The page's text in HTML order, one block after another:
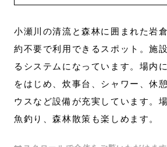
小瀬川の清流と森林に囲まれた岩
約不要で利用できるスポット。施
るシステムになっています。場内
をはじめ、炊事台、シャワー、休
ウスなど設備が充実しています。
魚釣り、森林散策も楽しめます。